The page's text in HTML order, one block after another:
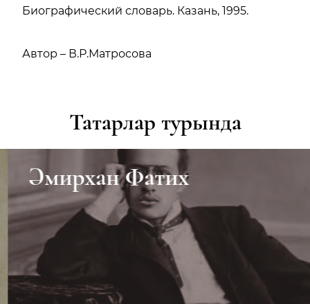
Биографический словарь. Казань, 1995.
Автор – В.Р.Матросова
Татарлар турында
Әмирхан Фатих